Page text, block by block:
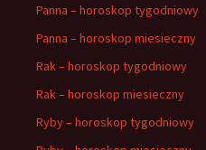
Panna – horoskop tygodniowy
Panna – horoskop miesieczny
Rak – horoskop tygodniowy
Rak – horoskop miesieczny
Ryby – horoskop tygodniowy